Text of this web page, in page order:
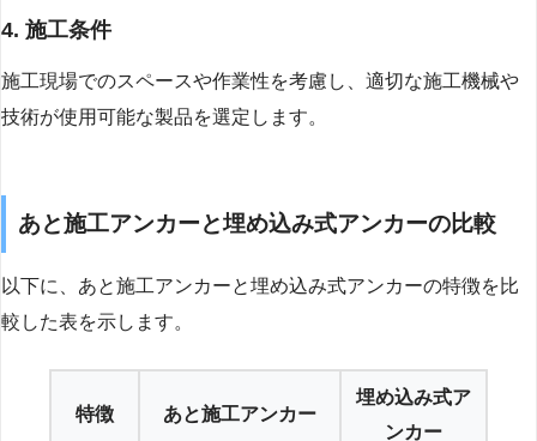
4. 施工条件
施工現場でのスペースや作業性を考慮し、適切な施工機械や
技術が使用可能な製品を選定します。
あと施工アンカーと埋め込み式アンカーの比較
以下に、あと施工アンカーと埋め込み式アンカーの特徴を比
較した表を示します。
特徴 あと施工アンカー
埋め込み式ア
ンカー